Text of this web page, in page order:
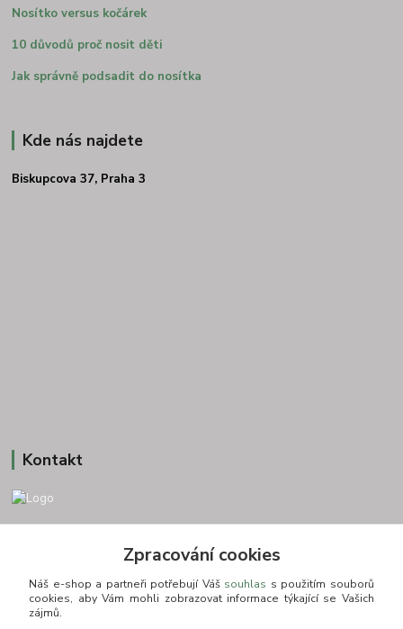
Nosítko versus kočárek
10 důvodů proč nosit děti
Jak správně podsadit do nosítka
Kde nás najdete
Biskupcova 37, Praha 3
Kontakt
+420 775693830
Otevírací doba: PO-PÁ: 9:00-16:00 NUTNÁ REZERVACE
info@zkusnositko.cz
Zpracování cookies
Náš e-shop a partneři potřebují Váš souhlas s použitím souborů
cookies, aby Vám mohli zobrazovat informace týkající se Vašich
zájmů.